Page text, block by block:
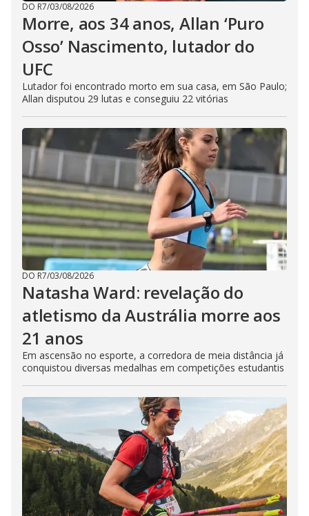
DO R7/03/08/2026
Morre, aos 34 anos, Allan ‘Puro
Osso’ Nascimento, lutador do
UFC
Lutador foi encontrado morto em sua casa, em São Paulo;
Allan disputou 29 lutas e conseguiu 22 vitórias
DO R7/03/08/2026
Natasha Ward: revelação do
atletismo da Austrália morre aos
21 anos
Em ascensão no esporte, a corredora de meia distância já
conquistou diversas medalhas em competições estudantis